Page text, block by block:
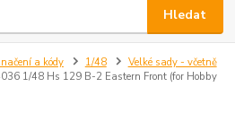
Hledat
a kódy 1/48
Velké sady - včetně
1/48 Hs 129 B-2 Eastern Front (for Hobby